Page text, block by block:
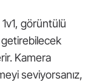
1v1, görüntülü
Kamera
seviyorsanız,